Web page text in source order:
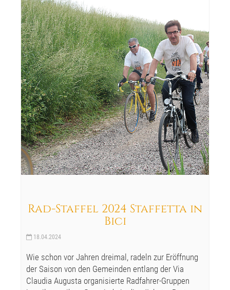
Rad-Staffel 2024 Staffetta in
Bici
18.04.2024
Wie schon vor Jahren dreimal, radeln zur Eröffnung
der Saison von den Gemeinden entlang der Via
Claudia Augusta organisierte Radfahrer-Gruppen